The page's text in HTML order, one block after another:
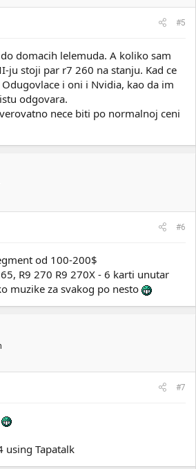
#5
domacih lelemuda. A koliko sam
ju stoji par r7 260 na stanju. Kad ce
i oni i Nvidia, kao da im
odgovara.
nece biti po normalnoj ceni
#6
od 100-200$
R9 270 R9 270X - 6 karti unutar
muzike za svakog po nesto
#7
using Tapatalk